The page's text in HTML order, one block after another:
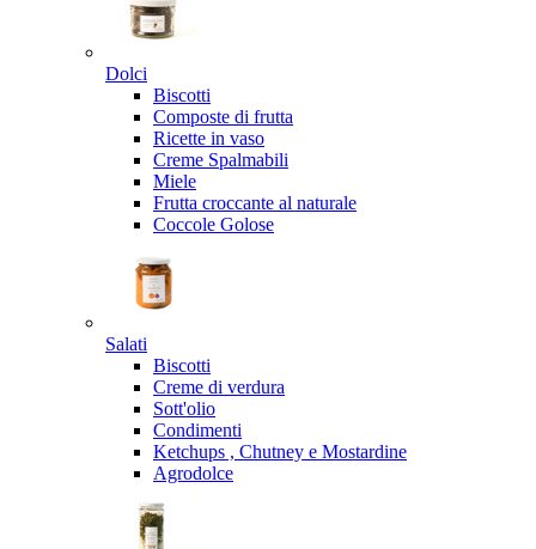
Dolci
Biscotti
Composte di frutta
Ricette in vaso
Creme Spalmabili
Miele
Frutta croccante al naturale
Coccole Golose
Salati
Biscotti
Creme di verdura
Sott'olio
Condimenti
Ketchups , Chutney e Mostardine
Agrodolce